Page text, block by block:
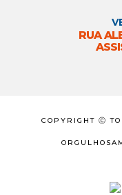
RUA
COPYRIGHT Ⓒ